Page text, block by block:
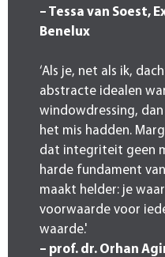
– Tessa van Soest,
Benelux
‘Als je, net als ik,
abstracte idealen
windowdressing,
het mis hadden.
dat integriteit geen
harde fundament
maakt helder: je
voorwaarde voor
waarde.'
– prof. dr. Orhan